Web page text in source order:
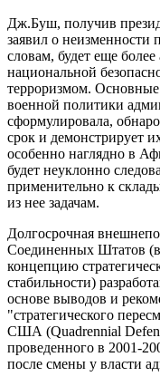
Дж.Буш, получив
заявил о
словам, будет еще
национальной
терроризмом.
военной политики
сформулировала,
срок и демонстрирует
особенно наглядно в
будет неуклонно
применительно к
из нее задачам.
Долгосрочная
Соединенных Штатов
концепцию
стабильности)
основе выводов и
"стратегического
США (Quadrennial
проведенного в 2001-
после смены у власти